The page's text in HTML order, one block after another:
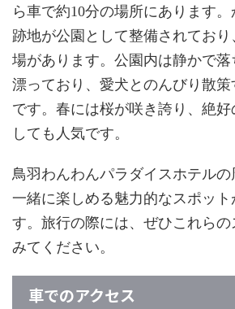
ら車で約10分の場所にあります
跡地が公園として整備されてお
場があります。公園内は静かで
漂っており、愛犬とのんびり散策
です。春には桜が咲き誇り、絶好
しても人気です。
鳥羽わんわんパラダイスホテルの
一緒に楽しめる魅力的なスポット
す。旅行の際には、ぜひこれら
みてください。
車でのアクセス